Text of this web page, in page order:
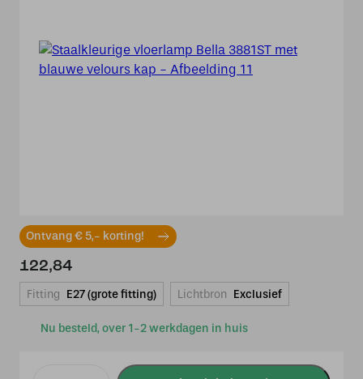
Ontvang € 5,- korting!
Nu besteld, over 1-2 werkdagen in huis
122,84
Fitting E27 (grote fitting) Lichtbron Exclusief